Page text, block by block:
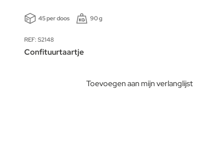
45 per doos 90 g
REF: S2148
Confituurtaartje
Toevoegen aan mijn verlanglijst